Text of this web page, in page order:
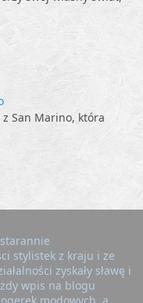
San Marino, która
stylistek z kraju i ze
zyskały sławę i
wpis na blogu